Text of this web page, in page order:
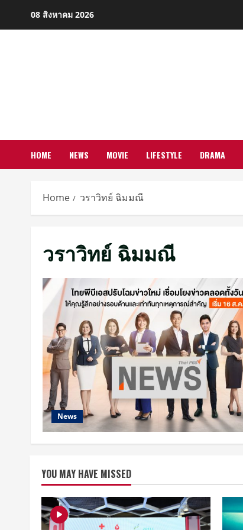
08 สิงหาคม 2026
HOME NEWS MOVIE LIFESTYLE DRAMA
Home วราวิทย์ ฉิมมณี
วราวิทย์ ฉิมมณี
News
YOU MAY HAVE MISSED